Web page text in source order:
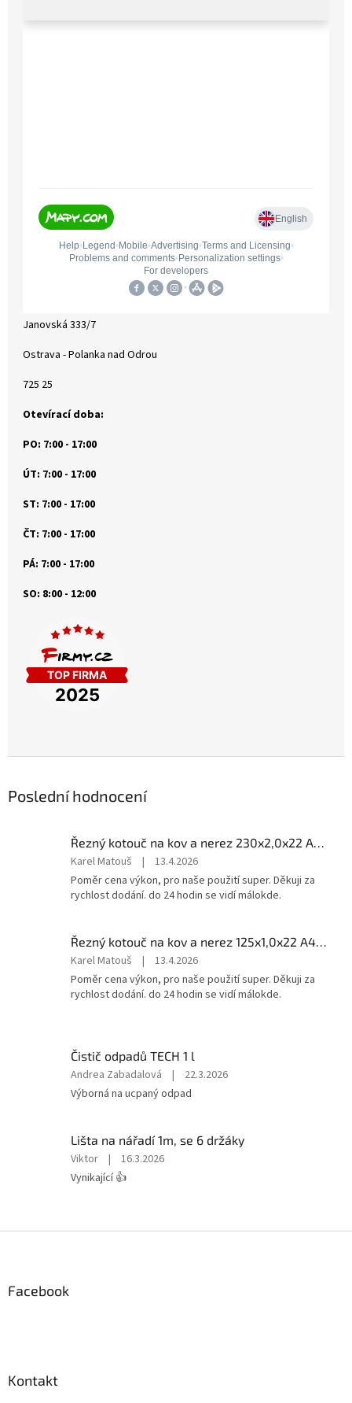
Janovská 333/7
Ostrava - Polanka nad Odrou
725 25
Otevírací doba:
PO: 7:00 - 17:00
ÚT: 7:00 - 17:00
ST: 7:00 - 17:00
ČT: 7:00 - 17:00
PÁ: 7:00 - 17:00
SO: 8:00 - 12:00
Poslední hodnocení
Řezný kotouč na kov a nerez 230x2,0x22 A46T6BF, balení 25ks
Hodnocení
produktu
je
5
5
hvězdiček.
Karel Matouš |
13.4.2026
Poměr cena výkon, pro naše použití super. Děkuji za
rychlost dodání. do 24 hodin se vidí málokde.
Řezný kotouč na kov a nerez 125x1,0x22 A46T6BF, balení 25ks
Hodnocení
produktu
je
5
hvězdiček.
Karel Matouš |
13.4.2026
Poměr cena výkon, pro naše použití super. Děkuji za
rychlost dodání. do 24 hodin se vidí málokde.
Čistič odpadů TECH 1 l
Hodnocení
produktu
je
z
5
hvězdiček.
Andrea Zabadalová |
22.3.2026
Výborná na ucpaný odpad
Lišta na nářadí 1m, se 6 držáky
Hodnocení
produktu
je
5
Viktor |
16.3.2026
Vynikající 👍
Facebook
Kontakt